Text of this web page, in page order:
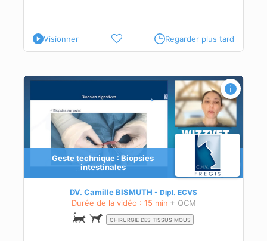
Visionner Regarder plus tard
Geste technique : Biopsies
intestinales
DV. Camille BISMUTH Dipl. ECVS
Durée de la vidéo : 15 min + QCM
CHIRURGIE DES TISSUS MOUS